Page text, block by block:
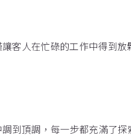
客人在忙碌的工作中得到放
到頂調，每一步都充滿了